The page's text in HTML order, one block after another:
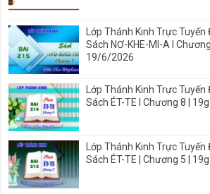
Lớp Thánh Kinh Trực Tuyến
Sách NƠ-KHE-MI-A I
19/6/2026
Lớp Thánh Kinh Trực Tuyến
Sách ÉT-TE I Chương 8 |
Lớp Thánh Kinh Trực Tuyến
Sách ÉT-TE | Chương 5 |